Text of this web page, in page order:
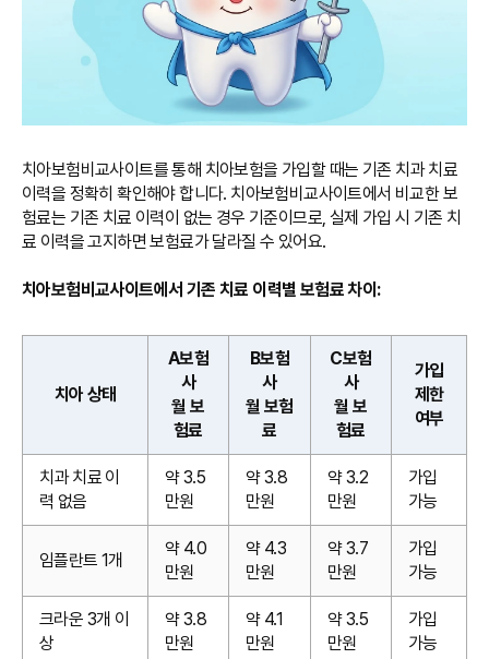
치아보험비교사이트를 통해 치아보험을 가입할 때는 기존 치과 치료
이력을 정확히 확인해야 합니다. 치아보험비교사이트에서 비교한 보
험료는 기존 치료 이력이 없는 경우 기준이므로, 실제 가입 시 기존 치
료 이력을 고지하면 보험료가 달라질 수 있어요.
치아보험비교사이트에서 기존 치료 이력별 보험료 차이:
치아 상태
A보험
사
월 보
험료
B보험
사
월 보험
료
C보험
사
월 보
험료
가입
제한
여부
치과 치료 이
력 없음
약 3.5
만원
약 3.8
만원
약 3.2
만원
가입
가능
임플란트 1개
약 4.0
만원
약 4.3
만원
약 3.7
만원
가입
가능
크라운 3개 이
상
약 3.8
만원
약 4.1
만원
약 3.5
만원
가입
가능